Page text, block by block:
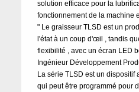
solution efficace pour la
fonctionnement de la machine
" Le graisseur TLSD est un
l'état à un coup d'œil , tandis
flexibilité , avec un écran LED
Ingénieur Développement
La série TLSD est un
qui peut être programmé pour